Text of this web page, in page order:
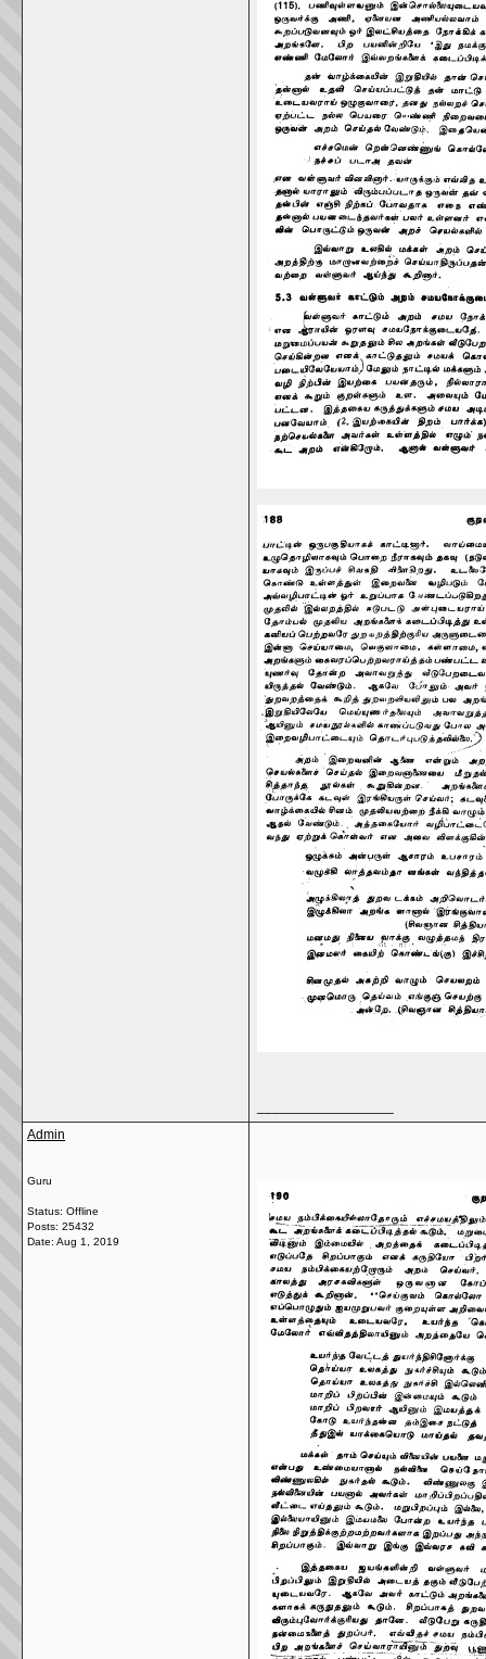
Admin
Guru
Status: Offline
Posts: 25432
Date: Aug 1, 2019